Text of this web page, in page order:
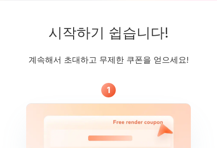
시작하기 쉽습니다!
계속해서 초대하고 무제한 쿠폰을 얻으세요!
1